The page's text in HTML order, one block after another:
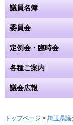
議員名簿
委員会
定例会・臨時会
各種ご案内
議会広報
トップページ > 埼玉県議